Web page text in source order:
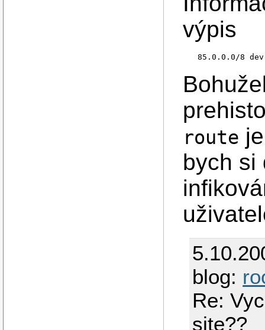
výpis
route
bych si
blog:
Re:
site??